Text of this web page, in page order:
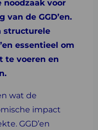
voor
de GGD’en.
structurele
essentieel om
te voeren en
wat de
impact
GGD’en